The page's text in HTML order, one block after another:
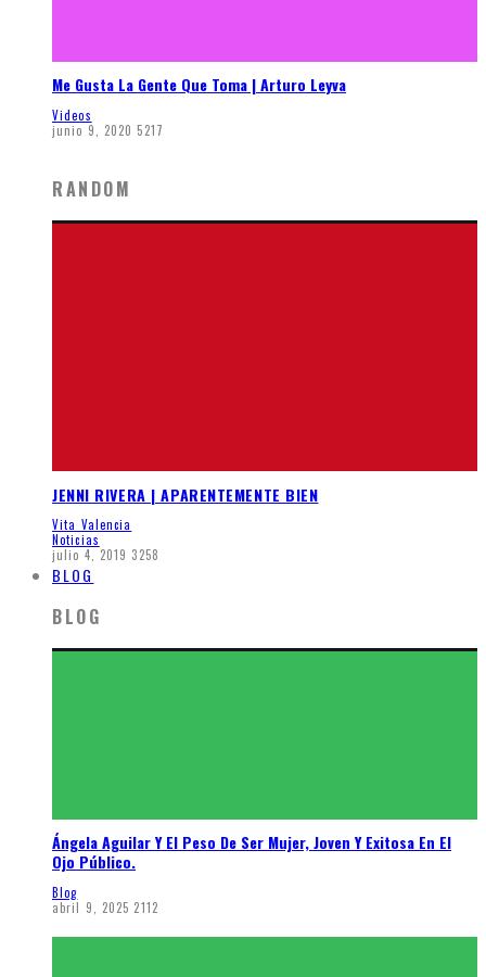
Me Gusta La Gente Que Toma | Arturo Leyva
Videos
junio 9, 2020 5217
RANDOM
JENNI RIVERA | APARENTEMENTE BIEN
Vita Valencia
Noticias
julio 4, 2019 3258
BLOG
BLOG
Ángela Aguilar Y El Peso De Ser Mujer, Joven Y Exitosa En El
Ojo Público.
Blog
abril 9, 2025 2112